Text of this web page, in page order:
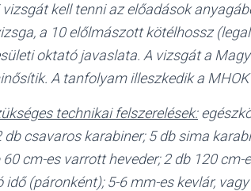
kell tenni az előadások
a 10 előlmászott kötélhossz
oktató javaslata. A vizsgát a
A tanfolyam illeszkedik a
technikai felszerelések:
db csavaros karabiner; 5 db sima
cm-es varrott heveder; 2 db 120
idő (páronként); 5-6 mm-es kevlár,